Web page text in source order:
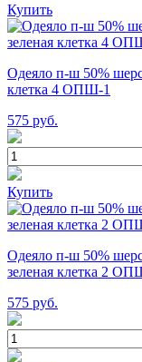
Купить
Одеяло п-ш 50%
клетка 4 ОПШ-1
575 руб.
Купить
Одеяло п-ш 50%
зеленая клетка 2
575 руб.